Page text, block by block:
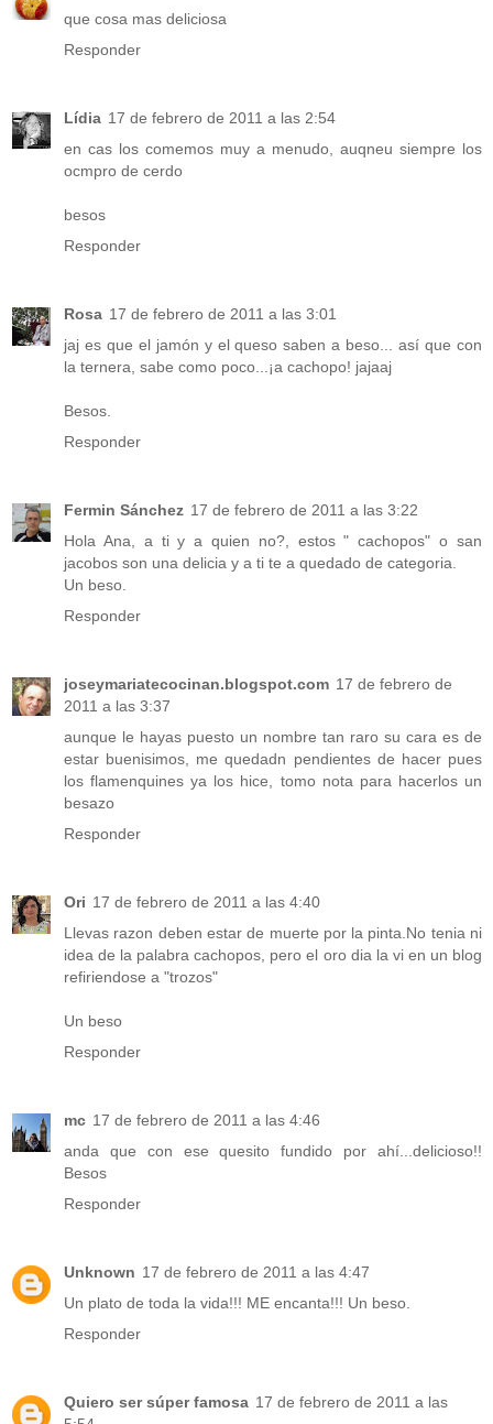
que cosa mas deliciosa
Responder
Lídia 17 de febrero de 2011 a las 2:54
en cas los comemos muy a menudo, auqneu siempre los
ocmpro de cerdo
besos
Responder
Rosa 17 de febrero de 2011 a las 3:01
jaj es que el jamón y el queso saben a beso... así que con
la ternera, sabe como poco...¡a cachopo! jajaaj
Besos.
Responder
Fermin Sánchez 17 de febrero de 2011 a las 3:22
Hola Ana, a ti y a quien no?, estos " cachopos" o san
jacobos son una delicia y a ti te a quedado de categoria.
Un beso.
Responder
joseymariatecocinan.blogspot.com 17 de febrero de
2011 a las 3:37
aunque le hayas puesto un nombre tan raro su cara es de
estar buenisimos, me quedadn pendientes de hacer pues
los flamenquines ya los hice, tomo nota para hacerlos un
besazo
Responder
Ori 17 de febrero de 2011 a las 4:40
Llevas razon deben estar de muerte por la pinta.No tenia ni
idea de la palabra cachopos, pero el oro dia la vi en un blog
refiriendose a "trozos"
Un beso
Responder
mc 17 de febrero de 2011 a las 4:46
anda que con ese quesito fundido por ahí...delicioso!!
Besos
Responder
Unknown 17 de febrero de 2011 a las 4:47
Un plato de toda la vida!!! ME encanta!!! Un beso.
Responder
Quiero ser súper famosa 17 de febrero de 2011 a las